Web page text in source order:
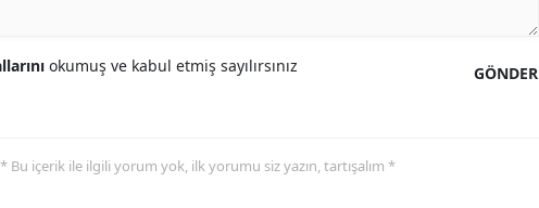
GÖNDER
okumuş ve kabul etmiş sayılırsınız
* Bu içerik ile ilgili yorum yok, ilk yorumu siz yazın, tartışalım *